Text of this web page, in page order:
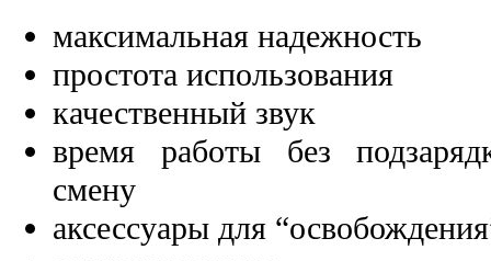
максимальная надежность
простота использования
качественный звук
время работы без
смену
аксессуары для